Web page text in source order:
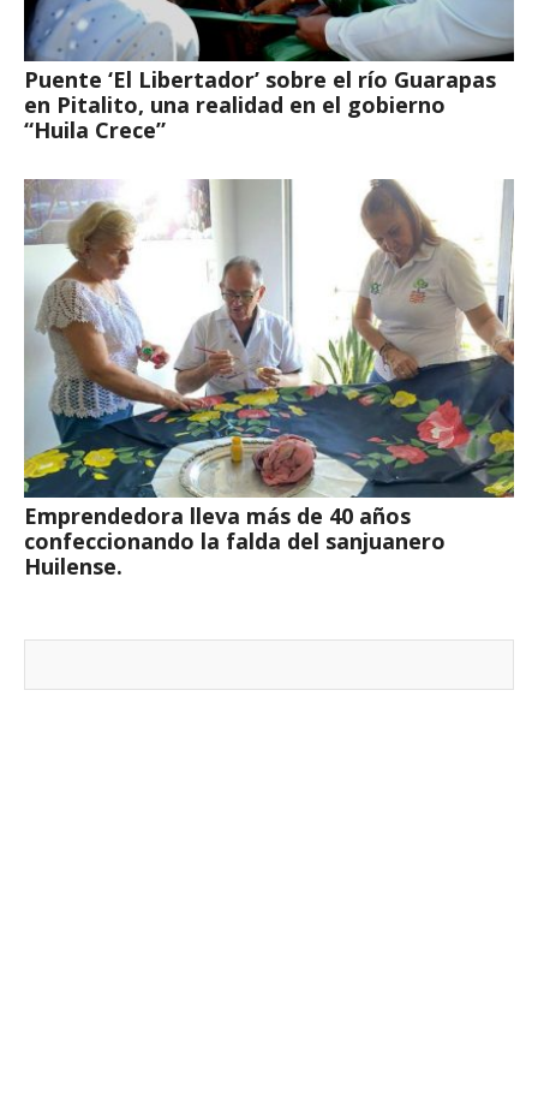
Puente ‘El Libertador’ sobre el río Guarapas
en Pitalito, una realidad en el gobierno
“Huila Crece”
Emprendedora lleva más de 40 años
confeccionando la falda del sanjuanero
Huilense.